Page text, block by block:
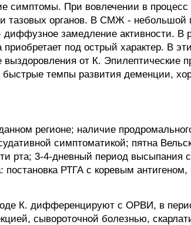
симптомы. При вовлечении в процесс
тазовых органов. В СМЖ - небольшой
замедление активности. В
под острый характер. В
от К. Эпилептические
темпы развития деменции,
регионе; наличие
симптоматикой; пятна
рта; 3-4-дневный период высыпания
РТГА с коревым
К. дифференцируют с ОРВИ, в
сывороточной болезнью,